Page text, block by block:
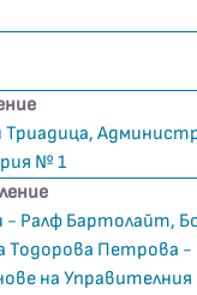
Триадица,
№ 1
Ралф Бартолайт,
Тодорова Петрова
на